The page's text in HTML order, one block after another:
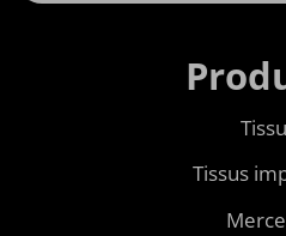
Tissus